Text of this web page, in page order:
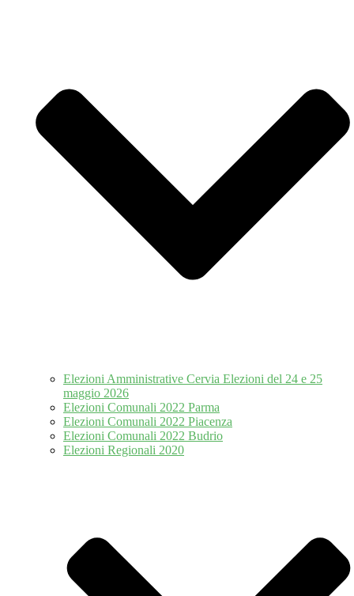
Elezioni Amministrative Cervia Elezioni del 24 e 25
maggio 2026
Elezioni Comunali 2022 Parma
Elezioni Comunali 2022 Piacenza
Elezioni Comunali 2022 Budrio
Elezioni Regionali 2020